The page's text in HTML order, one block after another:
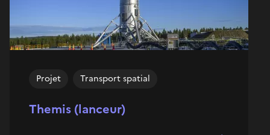
Themis (lanceur)
Projet Transport spatial